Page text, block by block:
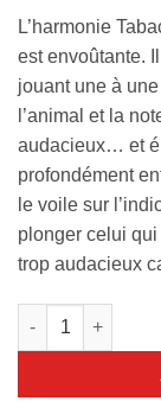
L’harmonie
est envoûtante.
jouant une à
l’animal et la
audacieux… et
profondément
le voile sur
plonger celui qui
trop audacieux
quantité de Side